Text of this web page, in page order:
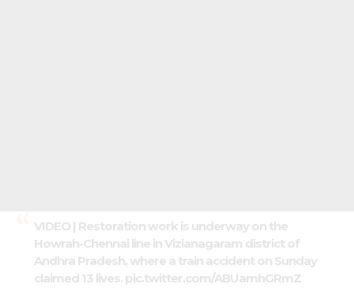
VIDEO | Restoration work is underway on the
Howrah-Chennai line in Vizianagaram district of
Andhra Pradesh, where a train accident on Sunday
claimed 13 lives. pic.twitter.com/ABUamhGRmZ